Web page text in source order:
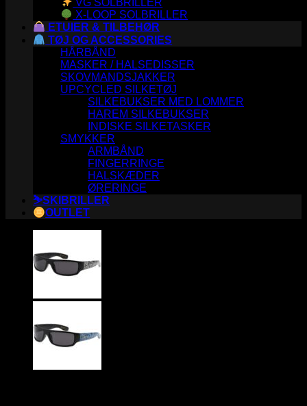
X-LOOP SOLBRILLER
ETUIER & TILBEHØR
TØJ OG ACCESSORIES
HÅRBÅND
MASKER / HALSEDISSER
SKOVMANDSJAKKER
UPCYCLED SILKETØJ
SILKEBUKSER MED LOMMER
HAREM SILKEBUKSER
INDISKE SILKETASKER
SMYKKER
ARMBÅND
FINGERRINGE
HALSKÆDER
ØRERINGE
⛷️SKIBRILLER
OUTLET